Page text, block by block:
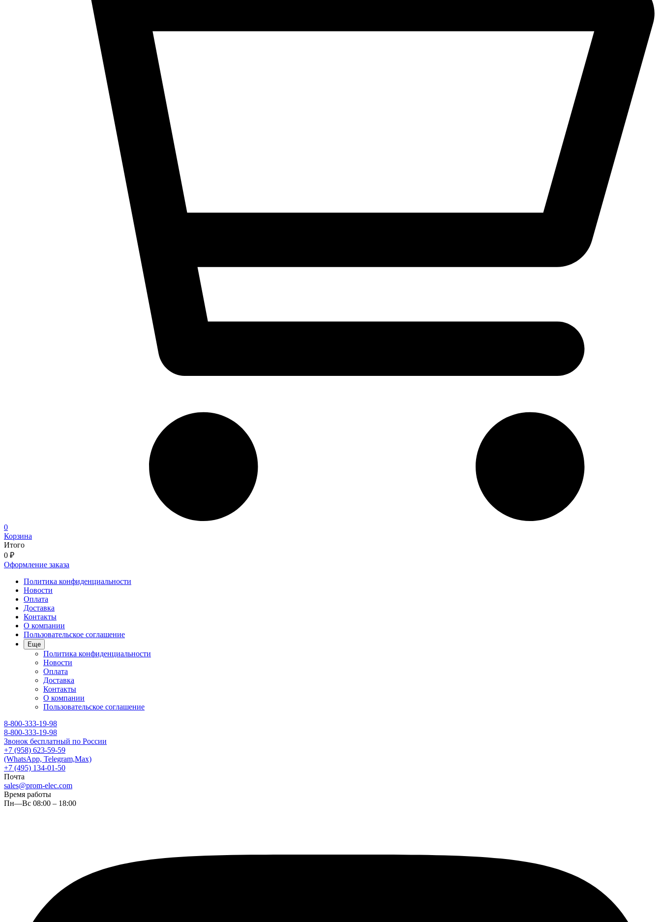
0
Корзина
Итого
0 ₽
Оформление заказа
Политика конфиденциальности
Новости
Оплата
Доставка
Контакты
О компании
Пользовательское соглашение
Еще
Политика конфиденциальности
Новости
Оплата
Доставка
Контакты
О компании
Пользовательское соглашение
8-800-333-19-98
8-800-333-19-98
Звонок бесплатный по России
+7 (958) 623-59-59
(WhatsApp, Telegram,Max)
+7 (495) 134-01-50
Почта
sales@prom-elec.com
Время работы
Пн—Вс 08:00 – 18:00